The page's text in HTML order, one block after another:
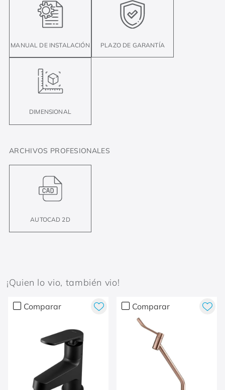
MANUAL DE INSTALACIÓN PLAZO DE GARANTÍA
DIMENSIONAL
ARCHIVOS PROFESIONALES
AUTOCAD 2D
¡Quien lo vio, también vio!
Comparar Comparar